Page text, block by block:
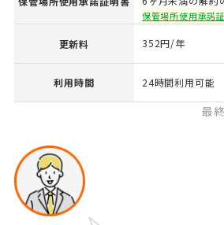
保管場所使用承諾
更新料 352円/年
利用時間 24時間利用可能
最